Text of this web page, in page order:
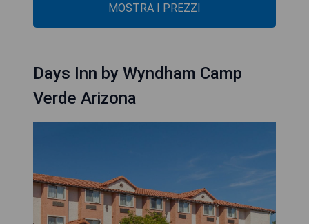
MOSTRA I PREZZI
Days Inn by Wyndham Camp
Verde Arizona